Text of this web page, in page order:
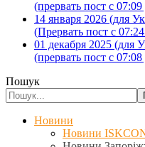
(прервать пост с
14 января 2026 (для
(Прервать пост с
01 декабря 2025
(прервать пост с
Пошук
Новини
Новини